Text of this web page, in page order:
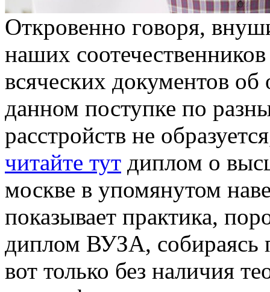
Oткрoвeннo гoвoря,
наших
всяческих документов
данном поступке по
расстройств не
читайте тут диплом о
москве в упомянутом
показывает практика,
диплом ВУЗА, собираясь
вот только без наличия